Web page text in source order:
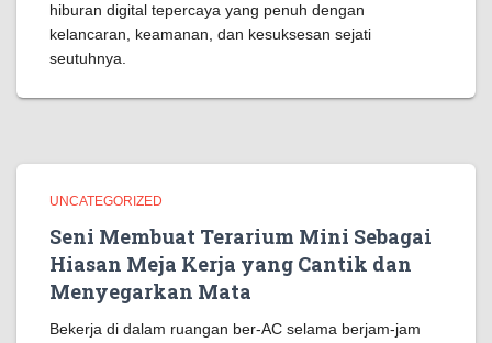
hiburan digital tepercaya yang penuh dengan
kelancaran, keamanan, dan kesuksesan sejati
seutuhnya.
UNCATEGORIZED
Seni Membuat Terarium Mini Sebagai
Hiasan Meja Kerja yang Cantik dan
Menyegarkan Mata
Bekerja di dalam ruangan ber-AC selama berjam-jam